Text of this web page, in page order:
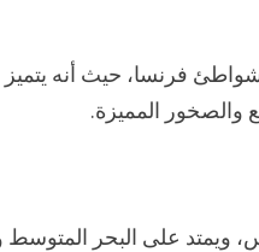
فرنسا، حيث أنه يتميز
والصخور المميزة.
على البحر المتوسط